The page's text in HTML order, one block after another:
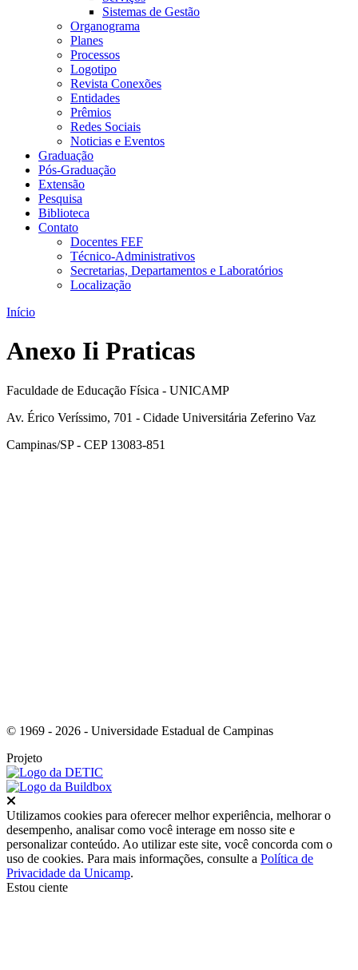
Sistemas de Gestão
Organograma
Planes
Processos
Logotipo
Revista Conexões
Entidades
Prêmios
Redes Sociais
Noticias e Eventos
Graduação
Pós-Graduação
Extensão
Pesquisa
Biblioteca
Contato
Docentes FEF
Técnico-Administrativos
Secretarias, Departamentos e Laboratórios
Localização
Início
Anexo Ii Praticas
Faculdade de Educação Física - UNICAMP
Av. Érico Veríssimo, 701 - Cidade Universitária Zeferino Vaz
Campinas/SP - CEP 13083-851
© 1969 - 2026 - Universidade Estadual de Campinas
Projeto
Utilizamos cookies para oferecer melhor experiência, melhorar o
desempenho, analisar como você interage em nosso site e
personalizar conteúdo. Ao utilizar este site, você concorda com o
uso de cookies. Para mais informações, consulte a Política de
Privacidade da Unicamp.
Estou ciente